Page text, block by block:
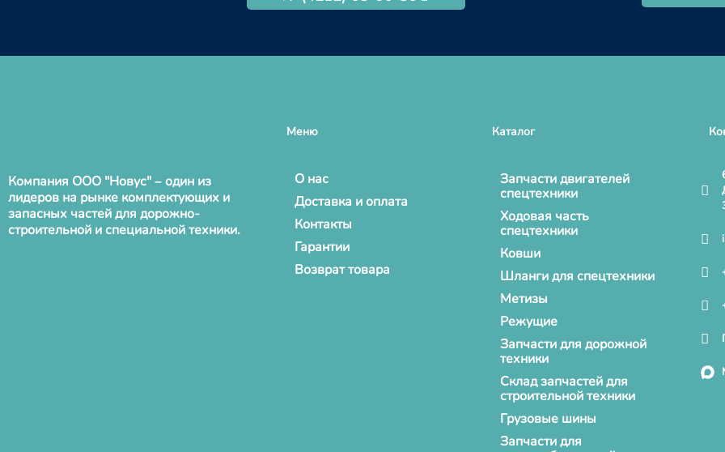
Компания ООО "Новус" – один из
лидеров на рынке комплектующих и
запасных частей для дорожно-
строительной и специальной техники.
Меню
О нас
Доставка и оплата
Контакты
Гарантии
Возврат товара
Каталог
Запчасти двигателей
спецтехники
Ходовая часть
спецтехники
Ковши
Шланги для спецтехники
Метизы
Режущие
Запчасти для дорожной
техники
Склад запчастей для
строительной техники
Грузовые шины
Запчасти для